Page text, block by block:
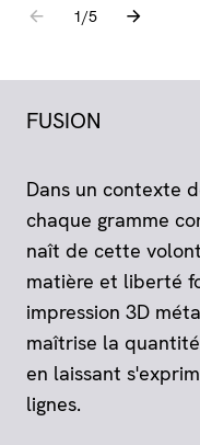
Aller à l'élément
1sur
/5
FUSION
Dans un contexte
chaque gramme
naît de cette
matière et liberté
impression 3D
maîtrise la
en laissant
lignes.